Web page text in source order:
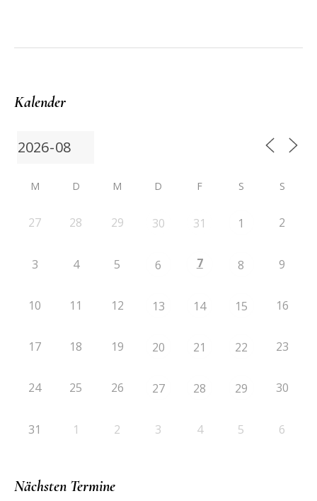
Kalender
M D M D F S S
27 28 29 30 31 1 2
3 4 5 6 7 8 9
10 11 12 13 14 15 16
17 18 19 20 21 22 23
24 25 26 27 28 29 30
31 1 2 3 4 5 6
Nächsten Termine